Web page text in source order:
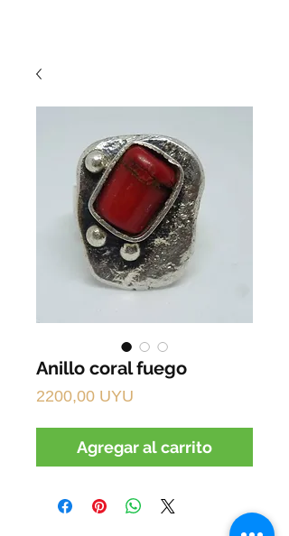
Anillo coral fuego
2200,00 UYU
Agregar al carrito